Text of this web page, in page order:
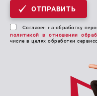
ОТПРАВИТЬ
Согласен на обработку
политикой в отношении
числе в целях обработки